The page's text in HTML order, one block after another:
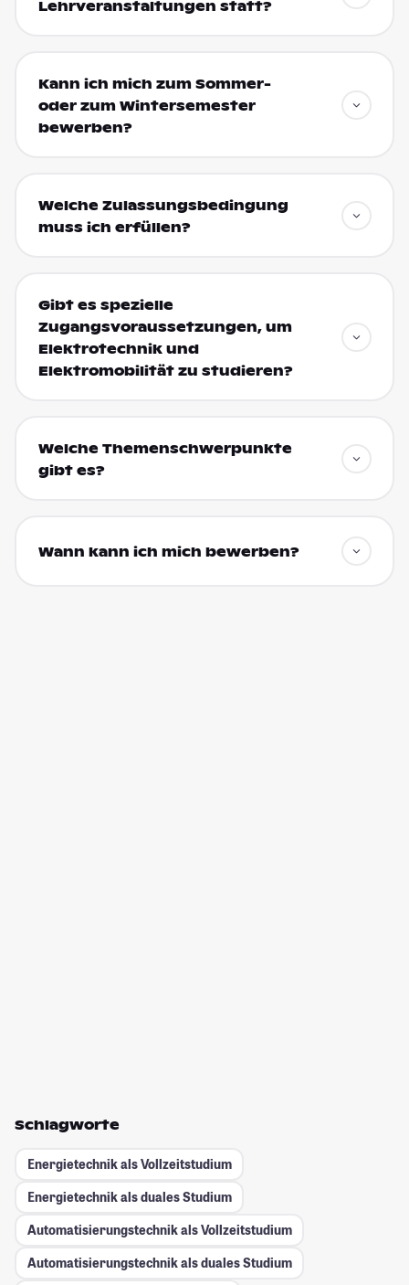
Lehrveranstaltungen statt?
Kann ich mich zum Sommer-
oder zum Wintersemester
bewerben?
Welche Zulassungsbedingung
muss ich erfüllen?
Gibt es spezielle
Zugangsvoraussetzungen, um
Elektrotechnik und
Elektromobilität zu studieren?
Welche Themenschwerpunkte
gibt es?
Wann kann ich mich bewerben?
Schlagworte
Energietechnik als Vollzeitstudium
Energietechnik als duales Studium
Automatisierungstechnik als Vollzeitstudium
Automatisierungstechnik als duales Studium